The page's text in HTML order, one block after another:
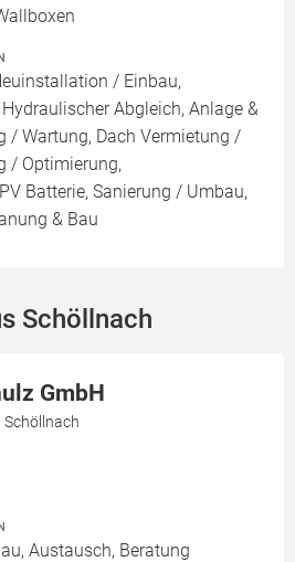
/ Einbau,
Abgleich, Anlage &
/ Wartung, Dach Vermietung /
/ Optimierung,
Batterie, Sanierung / Umbau,
& Bau
Schöllnach
GmbH
Austausch, Beratung